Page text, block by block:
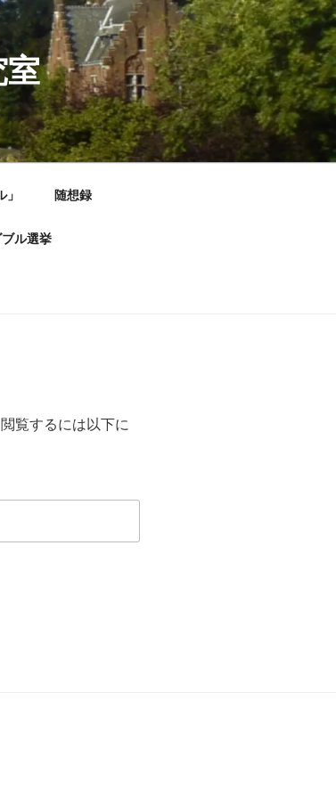
室
随想録
ル選挙
覧するには以下に